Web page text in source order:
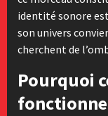
identité sonore
son univers
cherchent de
Pourquoi